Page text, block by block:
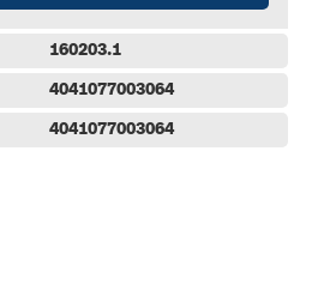
160203.1
4041077003064
4041077003064